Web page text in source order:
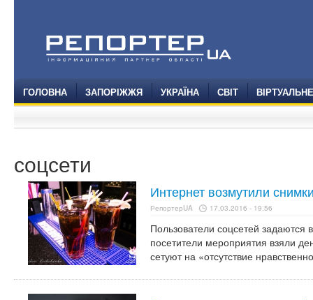
ГОЛОВНА ЗАПОРІЖЖЯ УКРАЇНА СВІТ
соцсети
Интернет возмутили
РепортерUA 17.03.2016 - 19:56
Пользователи соцсетей задаются
посетители мероприятия взяли
сетуют на «отсутствие